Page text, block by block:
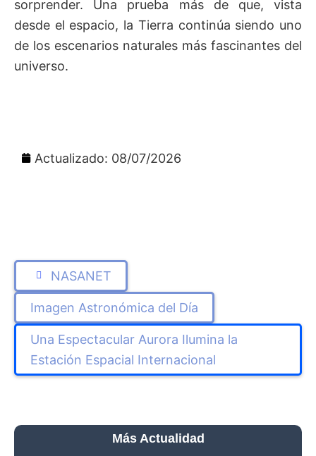
Más Actualidad
sorprender. Una prueba más de que, vista
desde el espacio, la Tierra continúa siendo uno
de los escenarios naturales más fascinantes del
universo.
Actualizado: 08/07/2026
NASANET
Imagen Astronómica del Día
Una Espectacular Aurora Ilumina la
Estación Espacial Internacional